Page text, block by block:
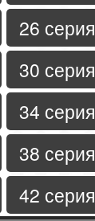
26 серия
30 серия
34 серия
38 серия
42 серия